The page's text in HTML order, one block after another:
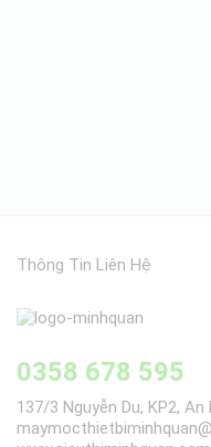
Thông Tin Liên Hệ
0358 678 595
137/3 Nguyễn Du, KP2,